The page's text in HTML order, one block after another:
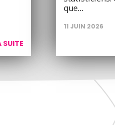
SUITE
que…
11 JUIN 2026